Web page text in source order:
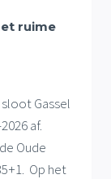
ruime
Gassel
af.
Oude
Op het